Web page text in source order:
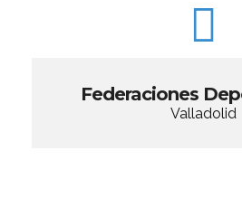
Federaciones
Valladolid